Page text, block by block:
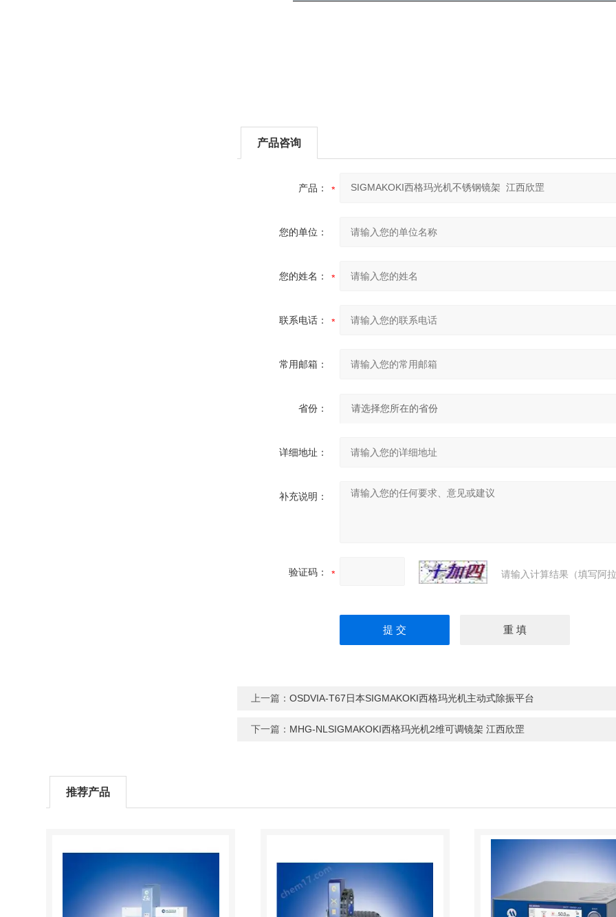
产品咨询
产品：
您的单位：
您的姓名：
联系电话：
常用邮箱：
省份：
详细地址：
补充说明：
验证码： 请输入计算结果（填写阿
上一篇：OSDVIA-T67日本SIGMAKOKI西格玛光机主动式除振平台
下一篇： MHG-NLSIGMAKOKI西格玛光机2维可调镜架 江西欣罡
推荐产品